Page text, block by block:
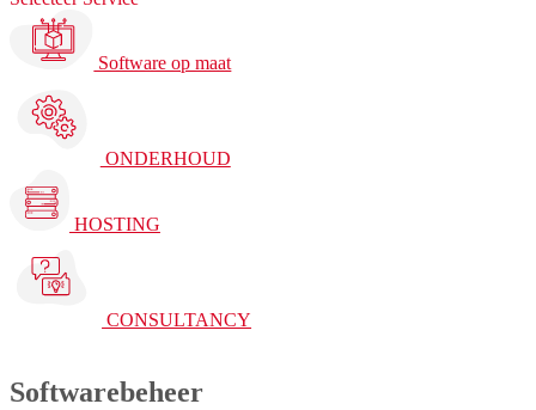
Software op maat
ONDERHOUD
HOSTING
CONSULTANCY
Softwarebeheer